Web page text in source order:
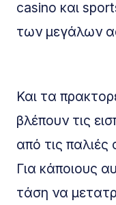
casino και
των μεγάλων
Και τα
βλέπουν τις
από τις
Για κάποιους
τάση να